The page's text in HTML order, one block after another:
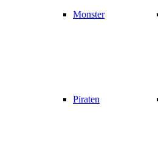
Monster
Piraten